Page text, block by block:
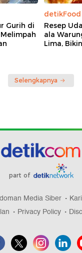
Gurih di
detikFood
Resep
ala
Lima,
Selengkapnya
part of
Media Siber
Privacy Policy